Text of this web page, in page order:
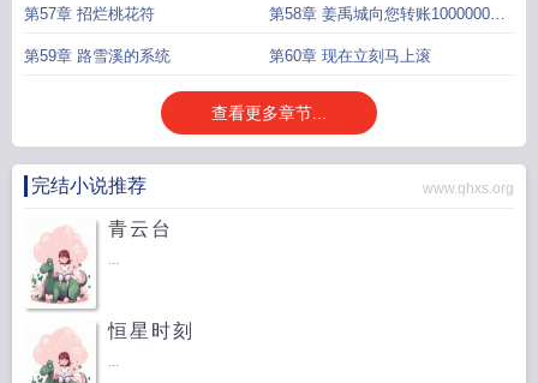
牌吗
第57章 招烂桃花符 第58章 姜禹城向您转账10000000
元
第59章 路雪溪的系统 第60章 现在立刻马上滚
查看更多章节...
完结小说推荐 www.qhxs.org
青云台
...
恒星时刻
...